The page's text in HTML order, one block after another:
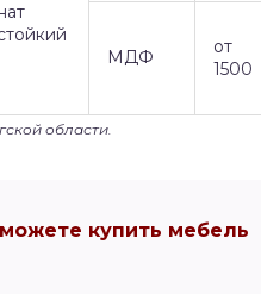
МДФ
от
1500
области.
купить мебель